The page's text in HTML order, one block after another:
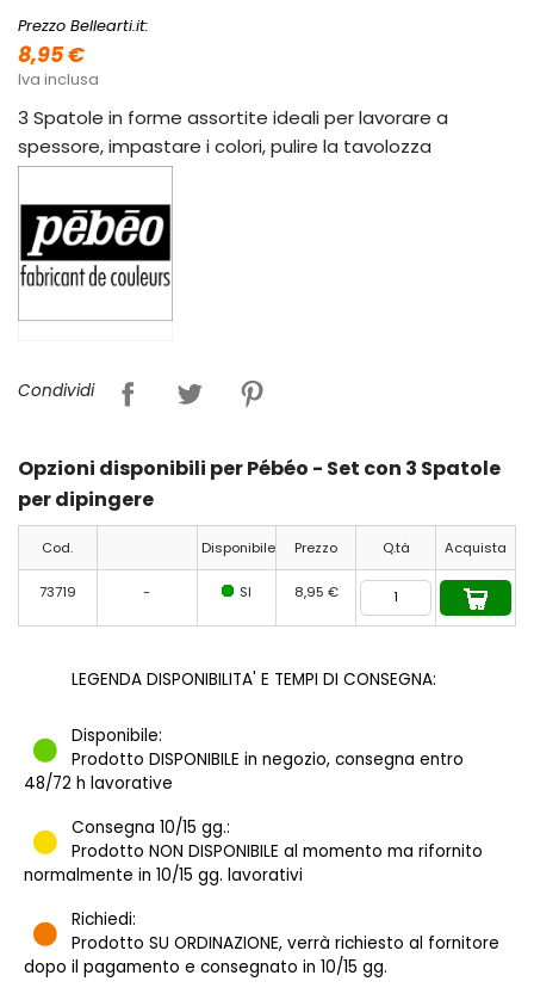
Prezzo Bellearti.it:
8,95 €
Iva inclusa
3 Spatole in forme assortite ideali per lavorare a
spessore, impastare i colori, pulire la tavolozza
Condividi
Opzioni disponibili per Pébéo - Set con 3 Spatole
per dipingere
Cod. Disponibile Prezzo Q.tà Acquista
73719 - SI 8,95 €
LEGENDA DISPONIBILITA' E TEMPI DI CONSEGNA:
Disponibile:
Prodotto DISPONIBILE in negozio, consegna entro
48/72 h lavorative
Consegna 10/15 gg.:
Prodotto NON DISPONIBILE al momento ma rifornito
normalmente in 10/15 gg. lavorativi
Richiedi:
Prodotto SU ORDINAZIONE, verrà richiesto al fornitore
dopo il pagamento e consegnato in 10/15 gg.